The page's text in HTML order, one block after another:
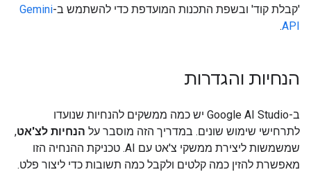
'קבלת קוד' ובשפת התכנות המועדפת כדי להשתמש ב-Gemini
API
.
הנחיות והגדרות
ב-Google AI Studio יש כמה ממשקים להנחיות שנועדו
לתרחישי שימוש שונים. במדריך הזה מוסבר על הנחיות לצ'אט,
שמשמשות ליצירת ממשקי צ'אט עם AI. טכניקת ההנחיה הזו
מאפשרת להזין כמה קלטים ולקבל כמה תשובות כדי ליצור פלט.